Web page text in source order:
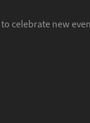
celebrate new